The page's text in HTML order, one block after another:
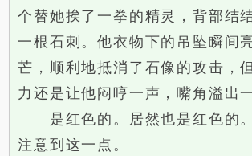
个替她挨了一拳的精灵，背部结
一根石刺。他衣物下的吊坠瞬间
芒，顺利地抵消了石像的攻击，
力还是让他闷哼一声，嘴角溢出
是红色的。居然也是红色的。
注意到这一点。